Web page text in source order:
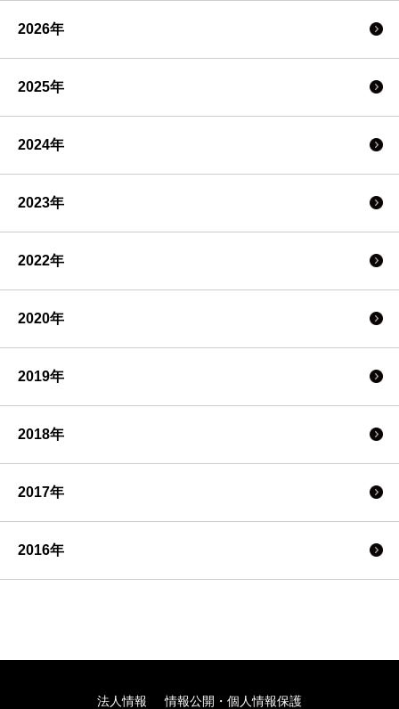
2026年
2025年
2024年
2023年
2022年
2020年
2019年
2018年
2017年
2016年
法人情報 情報公開・個人情報保護